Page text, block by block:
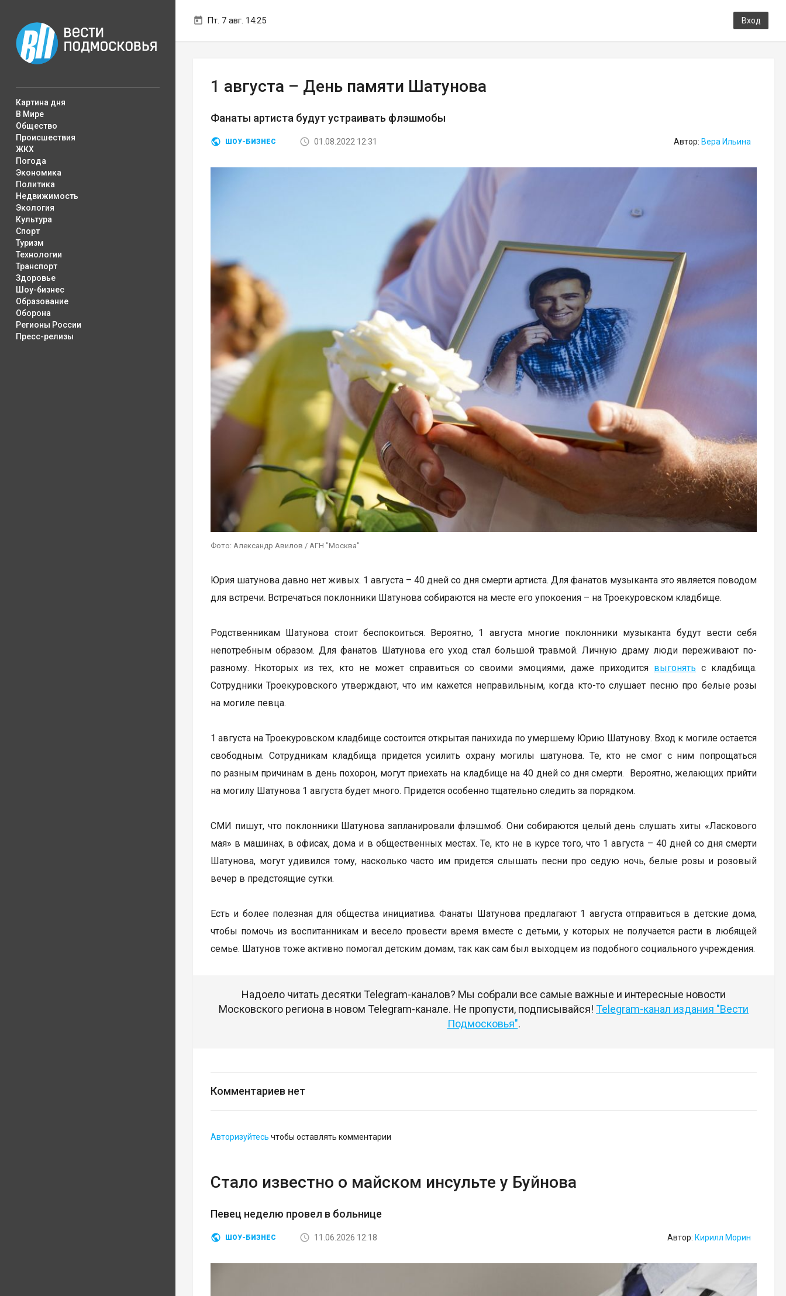
Пт. 7 авг. 14:25 Вход
Картина дня
В Мире
Общество
Происшествия
ЖКХ
Погода
Экономика
Политика
Недвижимость
Экология
Культура
Спорт
Туризм
Технологии
Транспорт
Здоровье
Шоу-бизнес
Образование
Оборона
Регионы России
Пресс-релизы
1 августа – День памяти Шатунова
Фанаты артиста будут устраивать флэшмобы
ШОУ-БИЗНЕС 01.08.2022 12:31 Автор: Вера Ильина
Фото: Александр Авилов / АГН "Москва"
Юрия шатунова давно нет живых. 1 августа – 40 дней со дня смерти артиста. Для фанатов музыканта это является поводом
для встречи. Встречаться поклонники Шатунова собираются на месте его упокоения – на Троекуровском кладбище.
Родственникам Шатунова стоит беспокоиться. Вероятно, 1 августа многие поклонники музыканта будут вести себя
непотребным образом. Для фанатов Шатунова его уход стал большой травмой. Личную драму люди переживают по-
разному. Нкоторых из тех, кто не может справиться со своими эмоциями, даже приходится выгонять с кладбища.
Сотрудники Троекуровского утверждают, что им кажется неправильным, когда кто-то слушает песню про белые розы
на могиле певца.
1 августа на Троекуровском кладбище состоится открытая панихида по умершему Юрию Шатунову. Вход к могиле остается
свободным. Сотрудникам кладбища придется усилить охрану могилы шатунова. Те, кто не смог с ним попрощаться
по разным причинам в день похорон, могут приехать на кладбище на 40 дней со дня смерти. Вероятно, желающих прийти
на могилу Шатунова 1 августа будет много. Придется особенно тщательно следить за порядком.
СМИ пишут, что поклонники Шатунова запланировали флэшмоб. Они собираются целый день слушать хиты «Ласкового
мая» в машинах, в офисах, дома и в общественных местах. Те, кто не в курсе того, что 1 августа – 40 дней со дня смерти
Шатунова, могут удивился тому, насколько часто им придется слышать песни про седую ночь, белые розы и розовый
вечер в предстоящие сутки.
Есть и более полезная для общества инициатива. Фанаты Шатунова предлагают 1 августа отправиться в детские дома,
чтобы помочь из воспитанникам и весело провести время вместе с детьми, у которых не получается расти в любящей
семье. Шатунов тоже активно помогал детским домам, так как сам был выходцем из подобного социального учреждения.
Надоело читать десятки Telegram-каналов? Мы собрали все самые важные и интересные новости
Московского региона в новом Telegram-канале. Не пропусти, подписывайся! Telegram-канал издания "Вести
Подмосковья".
Комментариев нет
Авторизуйтесь чтобы оставлять комментарии
Стало известно о майском инсульте у Буйнова
Певец неделю провел в больнице
ШОУ-БИЗНЕС 11.06.2026 12:18 Автор: Кирилл Морин